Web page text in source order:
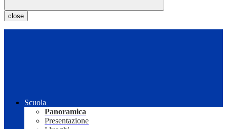
close
Scuola
Panoramica
Presentazione